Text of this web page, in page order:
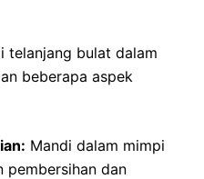
telanjang bulat dalam
beberapa aspek
Mandi dalam mimpi
pembersihan dan